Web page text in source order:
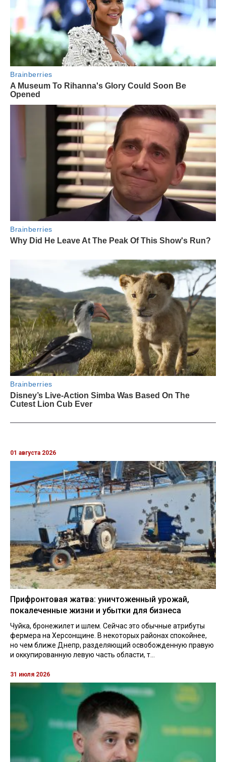
01 августа 2026
Прифронтовая жатва: уничтоженный урожай,
покалеченные жизни и убытки для бизнеса
Чуйка, бронежилет и шлем. Сейчас это обычные атрибуты
фермера на Херсонщине. В некоторых районах спокойнее,
но чем ближе Днепр, разделяющий освобожденную правую
и оккупированную левую часть области, т...
31 июля 2026